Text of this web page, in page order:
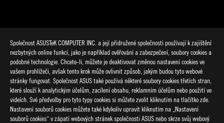
Společnost ASUSTeK COMPUTER INC. a její přidružené společnosti používají k zajištění
nezbytných online funkcí, jako je například ověřování a zabezpečení, soubory cookies a
podobné technologie. Chcete-li, můžete je deaktivovat změnou nastavení cookies ve
vašem prohlížeči, avšak tento krok může ovlivnit způsob, jakým budou tyto webové
stránky fungovat. Společnost ASUS také používá některé soubory cookies třetích stran,
které slouží k analytickým účelům, zacílení obsahu, reklamním účelům nebo použití ve
videích. Své předvolby pro tyto typy cookies si můžete zvolit kliknutím na tlačítko zde.
Nastavení souborů cookies můžete také kdykoliv upravit kliknutím na „Nastavení
souborů cookies“ v zápatí webových stránek společnosti ASUS nebo skrze svůj webový
> GAMING HIGH-REFRESH LAPTOPS